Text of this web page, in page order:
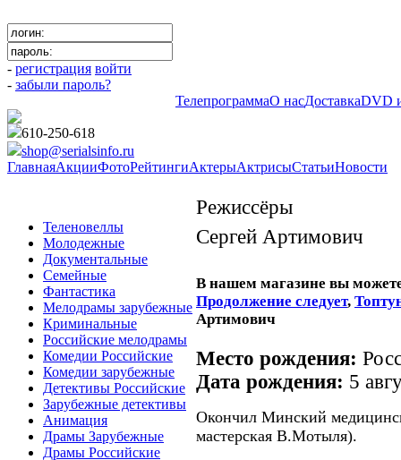
- регистрация войти
- забыли пароль?
ТелепрограммаО насДоставкаDVD
610-250-618
shop@serialsinfo.ru
ГлавнаяАкцииФотоРейтингиАктерыАктрисыСтатьиНовости
Теленовеллы
Молодежные
Документальные
Семейные
Фантастика
Мелодрамы зарубежные
Криминальные
Российские мелодрамы
Комедии Российские
Комедии зарубежные
Детективы Российские
Зарубежные детективы
Анимация
Драмы Зарубежные
Драмы Российские
Режиссёры
Сергей Артимович
В нашем магазине вы
Продолжение следует,
Артимович
Место рождения:
Дата рождения: 5
Окончил Минский
мастерская В.Мотыля).